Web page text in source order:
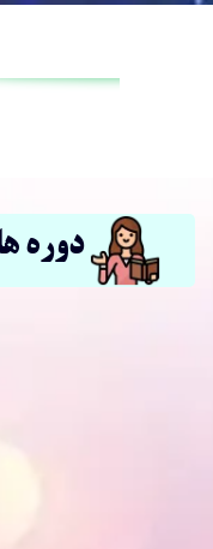
دوره